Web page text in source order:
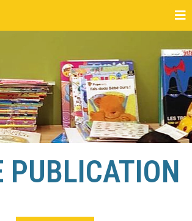
PUBLICATION